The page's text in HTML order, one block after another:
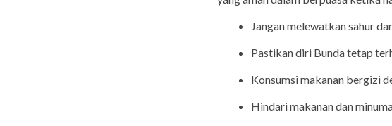
Jangan melewatkan sahur
Pastikan diri Bunda tetap
Konsumsi makanan bergizi
Hindari makanan dan